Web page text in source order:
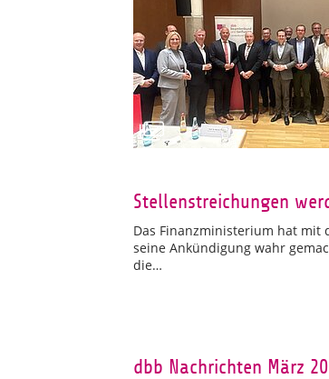
Stellenstreichungen
Das Finanzministerium hat mit
seine Ankündigung wahr
die…
dbb Nachrichten März